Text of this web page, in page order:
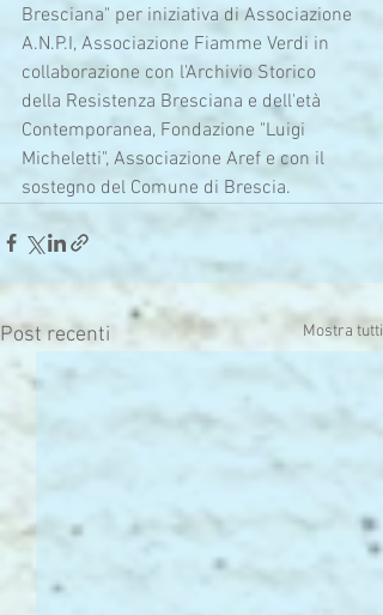
Bresciana" per iniziativa di Associazione
A.N.P.I, Associazione Fiamme Verdi in
collaborazione con l'Archivio Storico
della Resistenza Bresciana e dell'età
Contemporanea, Fondazione "Luigi
Micheletti", Associazione Aref e con il
sostegno del Comune di Brescia.
Post recenti Mostra tutti